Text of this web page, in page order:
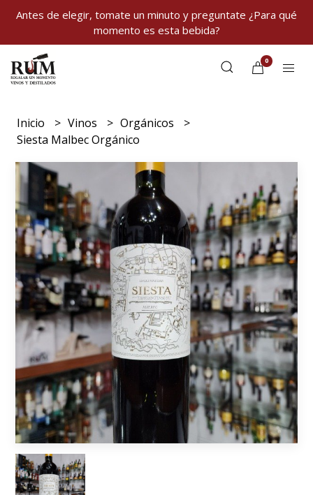
Antes de elegir, tomate un minuto y preguntate ¿Para qué
momento es esta bebida?
0
Inicio Vinos
Orgánicos
Siesta Malbec Orgánico